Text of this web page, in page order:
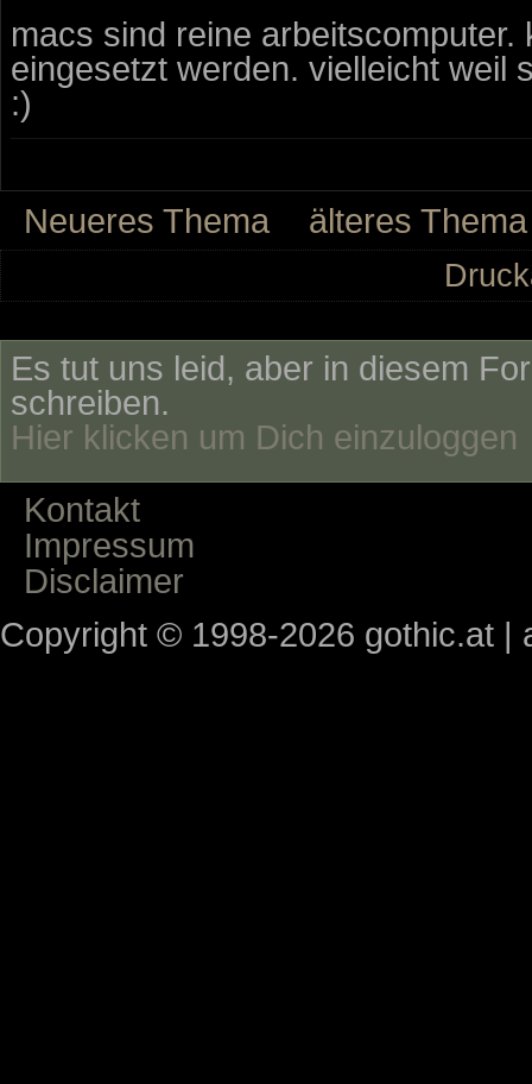
macs sind reine
eingesetzt werden. vielleicht weil
:)
Neueres Thema älteres Thema
Es tut uns leid, aber in diesem
schreiben.
Hier klicken um Dich einzuloggen
Kontakt
Impressum
Disclaimer
Copyright © 1998-2026 gothic.at |